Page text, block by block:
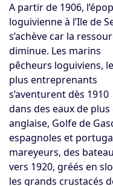
A partir de 1906,
loguivienne à l’Ile de
s’achève car la
diminue. Les marins
pêcheurs loguiviens,
plus entreprenants
s’aventurent dès 1910
dans des eaux de
anglaise, Golfe de
espagnoles et
mareyeurs, des
vers 1920, gréés en
les grands crustacés